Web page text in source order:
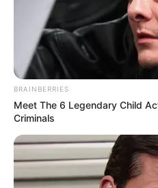
Hincapié Palacio, de 22
encontraba escuchando a
trabajos de grado.
BRAINBERRIES
Meet The 6 Legendary Child
Criminals